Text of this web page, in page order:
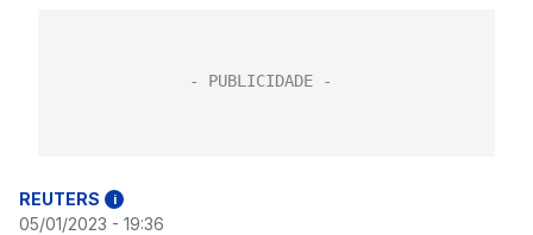
REUTERS i
05/01/2023 - 19:36